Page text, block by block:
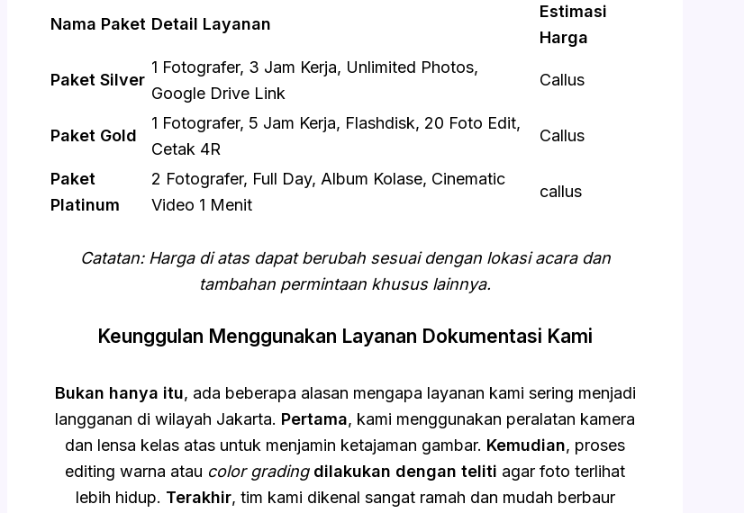
Nama Paket Detail Layanan
Estimasi
Harga
Paket Silver
1 Fotografer, 3 Jam Kerja, Unlimited Photos,
Google Drive Link
Callus
Paket Gold
1 Fotografer, 5 Jam Kerja, Flashdisk, 20 Foto Edit,
Cetak 4R
Callus
Paket
Platinum
2 Fotografer, Full Day, Album Kolase, Cinematic
Video 1 Menit
callus
Catatan: Harga di atas dapat berubah sesuai dengan lokasi acara dan
tambahan permintaan khusus lainnya.
Keunggulan Menggunakan Layanan Dokumentasi Kami
Bukan hanya itu, ada beberapa alasan mengapa layanan kami sering menjadi
langganan di wilayah Jakarta. Pertama, kami menggunakan peralatan kamera
dan lensa kelas atas untuk menjamin ketajaman gambar. Kemudian, proses
editing warna atau color grading dilakukan dengan teliti agar foto terlihat
lebih hidup. Terakhir, tim kami dikenal sangat ramah dan mudah berbaur